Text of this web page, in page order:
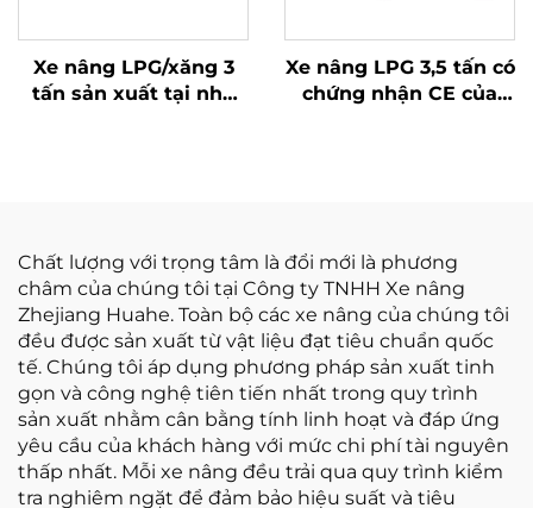
Xe nâng LPG/xăng 3
tấn sản xuất tại nhà
Xe nâng LPG 3,5 tấn có
chứng nhận CE của
Chất lượng với trọng tâm là đổi mới là phương
châm của chúng tôi tại Công ty TNHH Xe nâng
Zhejiang Huahe. Toàn bộ các xe nâng của chúng tôi
đều được sản xuất từ vật liệu đạt tiêu chuẩn quốc
tế. Chúng tôi áp dụng phương pháp sản xuất tinh
gọn và công nghệ tiên tiến nhất trong quy trình
sản xuất nhằm cân bằng tính linh hoạt và đáp ứng
yêu cầu của khách hàng với mức chi phí tài nguyên
thấp nhất. Mỗi xe nâng đều trải qua quy trình kiểm
tra nghiêm ngặt để đảm bảo hiệu suất và tiêu